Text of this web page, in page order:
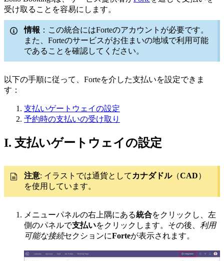
受け取ることを容易にします。
情報 ：この統合にはForteのアカウントが必要です。
また、Forteのサービスがお住まいの地域で利用可能
であることを確認してください。
以下の手順に従って、Forteを介した支払いを設定できま
す：
支払いゲートウェイの設定
予約時の支払いの受け取り
I. 支払いゲートウェイの設定
注意: イラストでは通貨として カナダドル（CAD）
を使用しています。
メニューパネルの右上隅にある統合をクリックし、左
側のパネルで支払いをクリックします。その後、 利用
可能な接続セクションにForteが表示されます。